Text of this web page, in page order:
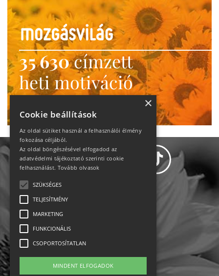
35 630címzett
heti motiváció
Ne maradj le!
Impresszum-kapcsolat
Jogi nyilatkozat
×
Cookie beállítások
Az oldal sütiket használ a felhasználói élmény
fokozása céljából.
Az oldal böngészésével elfogadod az
adatvédelmi tájékoztató szerinti cookie
felhasználást. Tovább olvasok
SZÜKSÉGES
TELJESÍTMÉNY
MARKETING
FUNKCIONÁLIS
CSOPORTOSÍTATLAN
MINDENT ELFOGADOK